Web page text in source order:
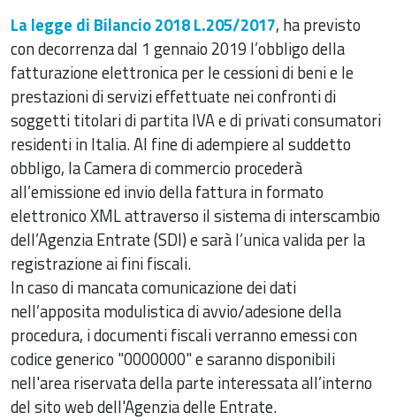
La legge di Bilancio 2018 L.205/2017, ha previsto
con decorrenza dal 1 gennaio 2019 l’obbligo della
fatturazione elettronica per le cessioni di beni e le
prestazioni di servizi effettuate nei confronti di
soggetti titolari di partita IVA e di privati consumatori
residenti in Italia. Al fine di adempiere al suddetto
obbligo, la Camera di commercio procederà
all’emissione ed invio della fattura in formato
elettronico XML attraverso il sistema di interscambio
dell’Agenzia Entrate (SDI) e sarà l’unica valida per la
registrazione ai fini fiscali.
In caso di mancata comunicazione dei dati
nell’apposita modulistica di avvio/adesione della
procedura, i documenti fiscali verranno emessi con
codice generico "0000000" e saranno disponibili
nell'area riservata della parte interessata all’interno
del sito web dell'Agenzia delle Entrate.